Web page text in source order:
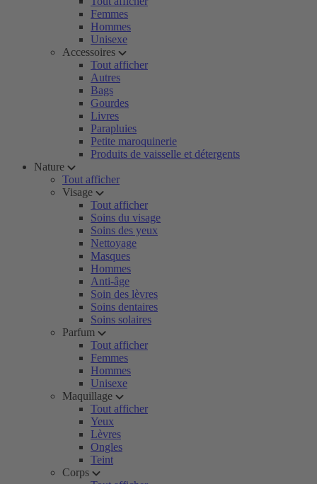
Femmes
Hommes
Unisexe
Accessoires
Tout afficher
Autres
Bags
Gourdes
Livres
Parapluies
Petite maroquinerie
Produits de vaisselle et détergents
Nature
Tout afficher
Visage
Tout afficher
Soins du visage
Soins des yeux
Nettoyage
Masques
Hommes
Anti-âge
Soin des lèvres
Soins dentaires
Soins solaires
Parfum
Tout afficher
Femmes
Hommes
Unisexe
Maquillage
Tout afficher
Yeux
Lèvres
Ongles
Teint
Corps